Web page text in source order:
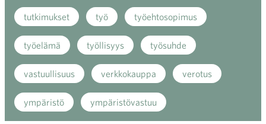
tutkimukset työ työehtosopimus
työelämä työllisyys työsuhde
vastuullisuus verkkokauppa verotus
ympäristö ympäristövastuu